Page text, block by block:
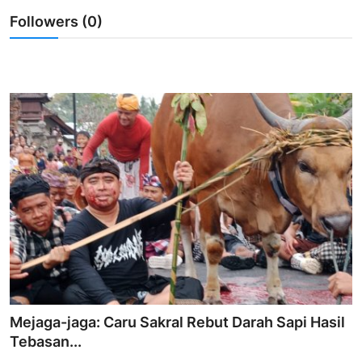
Indonesia
Followers (0)
Mejaga-jaga: Caru Sakral Rebut Darah Sapi Hasil
Tebasan...